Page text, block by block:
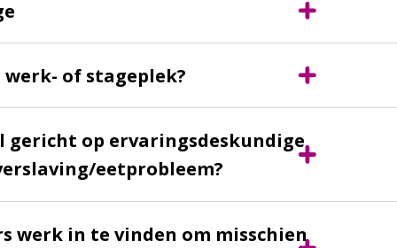
of stageplek?
gericht op ervaringsdeskundige
eetprobleem?
werk in te vinden om misschien